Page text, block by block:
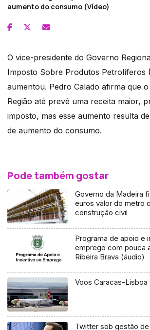
aumento do consumo (Vídeo)
O vice-presidente do Governo
Imposto Sobre Produtos Petrolíferos
aumentou. Pedro Calado afirma que
Região até prevê uma receita maior,
imposto, mas esse aumento resulta
de aumento do consumo.
Pode também gostar
Governo da Madeira
euros valor do metro
construção civil
Programa de apoio e
emprego com pouca
Ribeira Brava (áudio)
Voos Caracas-Lisboa
Twitter sob gestão